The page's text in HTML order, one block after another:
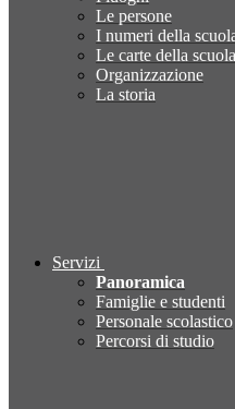
Le persone
I numeri della
Le carte della scuola
Organizzazione
La storia
Servizi
Panoramica
Famiglie e studenti
Personale scolastico
Percorsi di studio